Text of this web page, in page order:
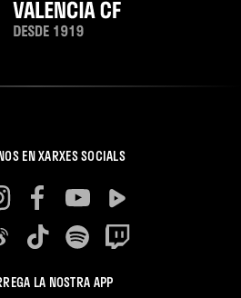
EN XARXES SOCIALS
LA NOSTRA APP